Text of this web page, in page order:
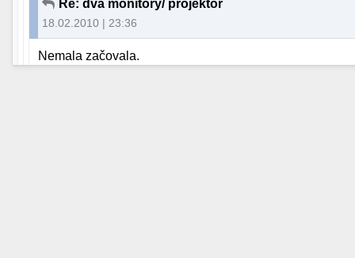
Re: dva monitory/ projektor
18.02.2010 | 23:36
Nemala začovala.